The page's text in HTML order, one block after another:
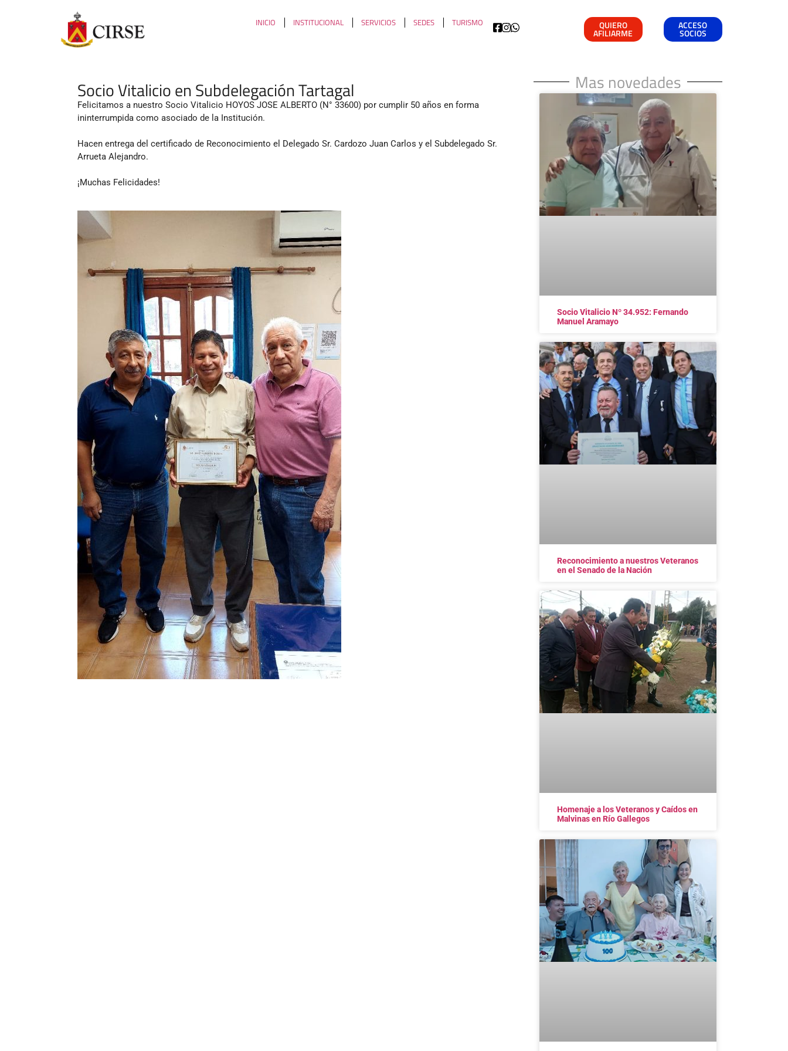
INICIO INSTITUCIONAL SERVICIOS SEDES TURISMO QUIERO
AFILIARME
ACCESO
SOCIOS
Socio Vitalicio en Subdelegación Tartagal
Felicitamos a nuestro Socio Vitalicio HOYOS JOSE ALBERTO (N° 33600) por cumplir 50 años en forma
ininterrumpida como asociado de la Institución.
Hacen entrega del certificado de Reconocimiento el Delegado Sr. Cardozo Juan Carlos y el Subdelegado Sr.
Arrueta Alejandro.
¡Muchas Felicidades!
Mas novedades
Socio Vitalicio Nº 34.952: Fernando
Manuel Aramayo
Reconocimiento a nuestros Veteranos
en el Senado de la Nación
Homenaje a los Veteranos y Caídos en
Malvinas en Río Gallegos